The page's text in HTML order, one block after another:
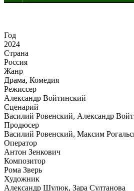
Год
2024
Страна
Россия
Жанр
Драма, Комедия
Режиссер
Александр Войтинский
Сценарий
Василий Ровенский, Александр
Продюсер
Василий Ровенский, Максим
Оператор
Антон Зенкович
Композитор
Рома Зверь
Художник
Александр Шулюк, Зара Султанова